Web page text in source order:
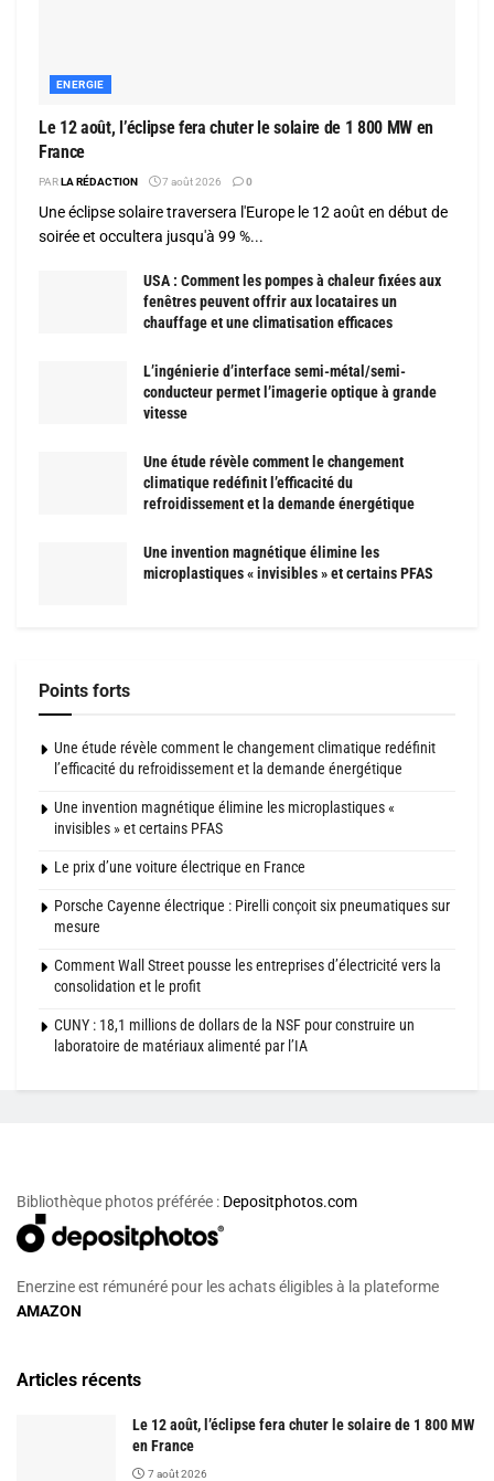
ENERGIE
Le 12 août, l’éclipse fera chuter le solaire de 1 800 MW en
France
PARLA RÉDACTION 7 août 2026 0
Une éclipse solaire traversera l'Europe le 12 août en début de
soirée et occultera jusqu'à 99 %...
USA : Comment les pompes à chaleur fixées aux
fenêtres peuvent offrir aux locataires un
chauffage et une climatisation efficaces
L’ingénierie d’interface semi-métal/semi-
conducteur permet l’imagerie optique à grande
vitesse
Une étude révèle comment le changement
climatique redéfinit l’efficacité du
refroidissement et la demande énergétique
Une invention magnétique élimine les
microplastiques « invisibles » et certains PFAS
Points forts
Une étude révèle comment le changement climatique redéfinit
l’efficacité du refroidissement et la demande énergétique
Une invention magnétique élimine les microplastiques «
invisibles » et certains PFAS
Le prix d’une voiture électrique en France
Porsche Cayenne électrique : Pirelli conçoit six pneumatiques sur
mesure
Comment Wall Street pousse les entreprises d’électricité vers la
consolidation et le profit
CUNY : 18,1 millions de dollars de la NSF pour construire un
laboratoire de matériaux alimenté par l’IA
Bibliothèque photos préférée : Depositphotos.com
Enerzine est rémunéré pour les achats éligibles à la plateforme
AMAZON
Articles récents
Le 12 août, l’éclipse fera chuter le solaire de 1 800 MW
en France
7 août 2026